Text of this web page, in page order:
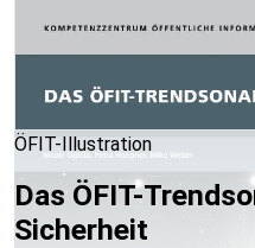
ÖFIT-Illustration
Das ÖFIT-
Sicherheit